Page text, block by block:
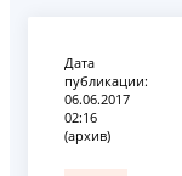
Дата
публикации:
06.06.2017
02:16
(архив)